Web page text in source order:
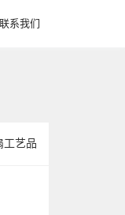
联系我们
工艺品